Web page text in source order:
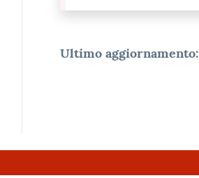
Ultimo aggiornamento: